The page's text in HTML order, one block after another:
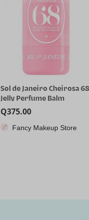
Beauty Booster Collagen –
Unflavored (250gr)
Q600.00
Amandita's Variedades